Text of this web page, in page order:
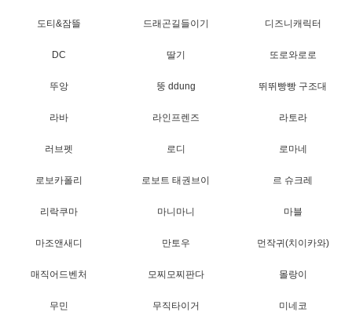
도티&잠뜰 드래곤길들이기 디즈니캐릭터
DC 딸기 또로와로로
뚜앙 뚱 ddung 뛰뛰빵빵 구조대
라바 라인프렌즈 라토라
러브펫 로디 로마네
로보카폴리 로보트 태권브이 르 슈크레
리락쿠마 마니마니 마블
마조앤새디 만토우 먼작귀(치이카와)
매직어드벤처 모찌모찌판다 몰랑이
무민 무직타이거 미네코